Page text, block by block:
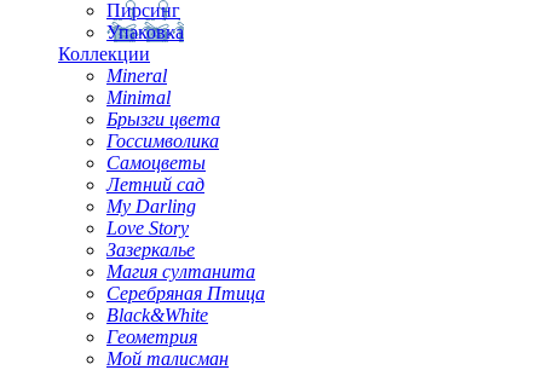
Пирсинг
Упаковка
Коллекции
Mineral
Minimal
Брызги цвета
Госсимволика
Самоцветы
Летний сад
My Darling
Love Story
Зазеркалье
Магия султанита
Серебряная Птица
Black&White
Геометрия
Мой талисман